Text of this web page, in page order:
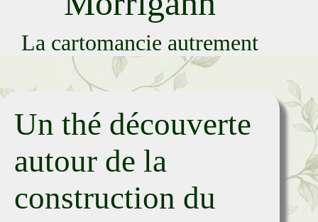
La cartomancie autrement
Un thé découverte
autour de la
construction du